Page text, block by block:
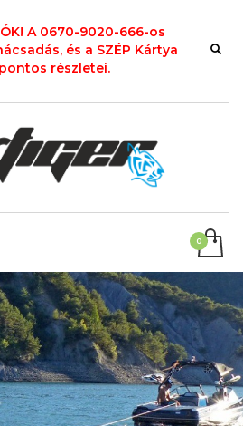
A 0670-9020-666-os
és a SZÉP Kártya
részletei.